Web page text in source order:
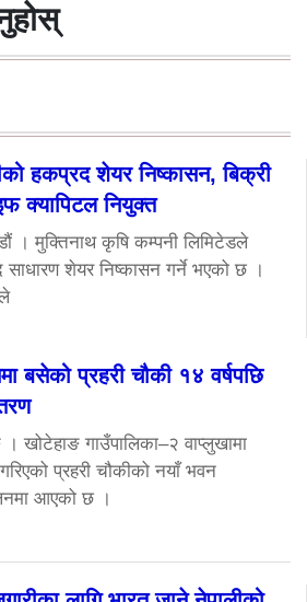
हकप्रद शेयर निष्कासन, बिक्री
क्यापिटल नियुक्त
। मुक्तिनाथ कृषि कम्पनी लिमिटेडले
साधारण शेयर निष्कासन गर्ने भएको छ ।
बसेको प्रहरी चौकी १४ वर्षपछि
खोटेहाङ गाउँपालिका–२ वाप्लुखामा
गरिएको प्रहरी चौकीको नयाँ भवन
आएको छ ।